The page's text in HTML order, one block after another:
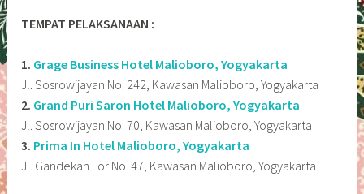
TEMPAT PELAKSANAAN :
1. Grage Business Hotel Malioboro, Yogyakarta
Jl. Sosrowijayan No. 242, Kawasan Malioboro, Yogyakarta
2. Grand Puri Saron Hotel Malioboro, Yogyakarta
Jl. Sosrowijayan No. 70, Kawasan Malioboro, Yogyakarta
3. Prima In Hotel Malioboro, Yogyakarta
Jl. Gandekan Lor No. 47, Kawasan Malioboro, Yogyakarta